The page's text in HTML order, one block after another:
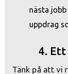
nästa
uppdrag
4.
Tänk på att vi